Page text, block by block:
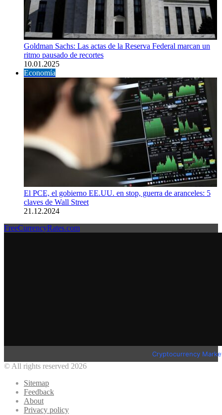
Goldman Sachs: Las actas de la Reserva Federal marcan un
ritmo pausado de recortes
10.01.2025
Economía
El PCE, el gobierno EE.UU. en stop, guerra de aranceles: 5
claves de Wall Street
21.12.2024
FreeCurrencyRates.com
Cryptocurrency
© All rights reserved 2026
Sitemap
Feedback
About
Privacy policy